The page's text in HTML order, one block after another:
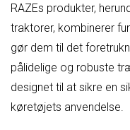
RAZEs produkter,
traktorer, kombinerer
gør dem til det
pålidelige og robuste
designet til at sikre en
køretøjets anvendelse.